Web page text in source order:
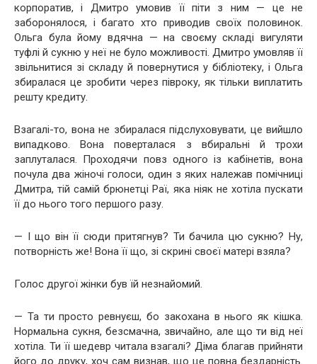
корпоратив, і Дмитро умовив її піти з ним — це не
заборонялося, і багато хто приводив своїх половинок.
Ольга була йому вдячна — на своєму складі вигуляти
туфлі й сукню у неї не було можливості. Дмитро умовляв її
звільнитися зі складу й повернутися у бібліотеку, і Ольга
збиралася це зробити через півроку, як тільки виплатить
решту кредиту.
Взагалі-то, вона не збиралася підслуховувати, це вийшло
випадково. Вона поверталася з вбиральні й трохи
заплуталася. Проходячи повз одного із кабінетів, вона
почула два жіночі голоси, один з яких належав помічниці
Дмитра, тій самій брюнетці Раї, яка ніяк не хотіла пускати
її до нього того першого разу.
— І що він її сюди притягнув? Ти бачила цю сукню? Ну,
потворність же! Вона її що, зі скрині своєї матері взяла?
Голос другої жінки був їй незнайомий.
— Та ти просто ревнуєш, бо закохана в нього як кішка.
Нормальна сукня, безсмачна, звичайно, але що ти від неї
хотіла. Ти її шедевр читала взагалі? Діма благав прийняти
його до друку, хоч сам визнав, що це повна бездарність.